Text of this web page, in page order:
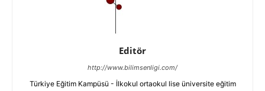
Editör
http://www.bilimsenligi.com/
Türkiye Eğitim Kampüsü - İlkokul ortaokul lise üniversite eğitim